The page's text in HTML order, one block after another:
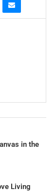
in the
Living